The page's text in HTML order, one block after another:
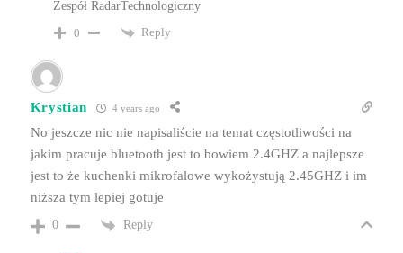
Zespół RadarTechnologiczny
0
Reply
Krystian 4 years ago
No jeszcze nic nie napisaliście na temat częstotliwości na
jakim pracuje bluetooth jest to bowiem 2.4GHZ a najlepsze
jest to że kuchenki mikrofalowe wykożystują 2.45GHZ i im
niższa tym lepiej gotuje
0 Reply